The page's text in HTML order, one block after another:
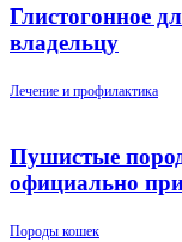
Глистогонное
владельцу
Лечение и профилактика
Пушистые
официально
Породы кошек